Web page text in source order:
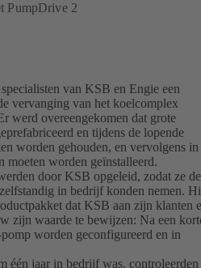
PumpDrive 2
van KSB en Engie een
vervanging van het koelcomplex
werd overeengekomen dat grote
en tijdens de lopende
worden gehouden, en vervolgens in
moeten worden geïnstalleerd.
door KSB opgeleid, zodat ze de
in bedrijf konden nemen.
dat KSB aan zijn klanten
zijn waarde te bewijzen: Na een
worden geconfigureerd en in
één jaar in bedrijf was, controleerden